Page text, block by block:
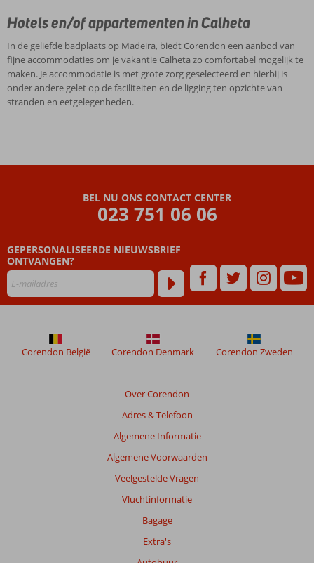
Hotels en/of appartementen in Calheta
In de geliefde badplaats op Madeira, biedt Corendon een aanbod van
fijne accommodaties om je vakantie Calheta zo comfortabel mogelijk te
maken. Je accommodatie is met grote zorg geselecteerd en hierbij is
onder andere gelet op de faciliteiten en de ligging ten opzichte van
stranden en eetgelegenheden.
BEL NU ONS CONTACT CENTER
023 751 06 06
GEPERSONALISEERDE NIEUWSBRIEF
ONTVANGEN?
Over Corendon
Adres & Telefoon
Algemene Informatie
Algemene Voorwaarden
Veelgestelde Vragen
Vluchtinformatie
Bagage
Extra's
Corendon België Corendon Denmark Corendon Zweden